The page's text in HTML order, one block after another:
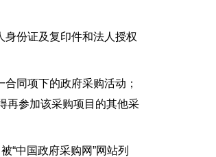
份证及复印件和法人授权
同项下的政府采购活动；
再参加该采购项目的其他采
中国政府采购网”网站列